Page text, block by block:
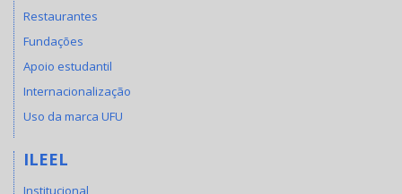
Restaurantes
Fundações
Apoio estudantil
Internacionalização
Uso da marca UFU
ILEEL
Institucional